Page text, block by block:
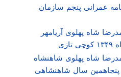
عمرانی پنجم سازمان
شاه پهلوی آریامهر
شاه پهلوی شاهنشاه
پنجاهمین سال شاهنشاهی